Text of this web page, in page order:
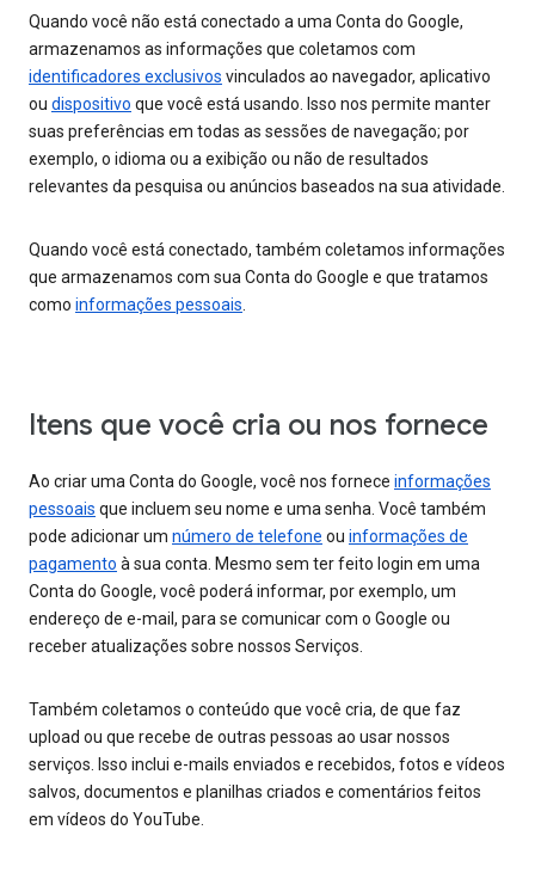
Quando você não está conectado a uma Conta do Google,
armazenamos as informações que coletamos com
identificadores exclusivos vinculados ao navegador, aplicativo
ou dispositivo que você está usando. Isso nos permite manter
suas preferências em todas as sessões de navegação; por
exemplo, o idioma ou a exibição ou não de resultados
relevantes da pesquisa ou anúncios baseados na sua atividade.
Quando você está conectado, também coletamos informações
que armazenamos com sua Conta do Google e que tratamos
como informações pessoais.
Itens que você cria ou nos fornece
Ao criar uma Conta do Google, você nos fornece informações
pessoais que incluem seu nome e uma senha. Você também
pode adicionar um número de telefone ou informações de
pagamento à sua conta. Mesmo sem ter feito login em uma
Conta do Google, você poderá informar, por exemplo, um
endereço de e-mail, para se comunicar com o Google ou
receber atualizações sobre nossos Serviços.
Também coletamos o conteúdo que você cria, de que faz
upload ou que recebe de outras pessoas ao usar nossos
serviços. Isso inclui e-mails enviados e recebidos, fotos e vídeos
salvos, documentos e planilhas criados e comentários feitos
em vídeos do YouTube.